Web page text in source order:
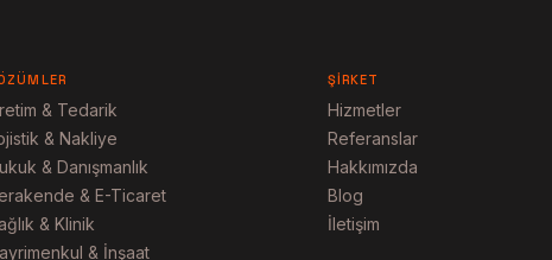
& Tedarik
& Nakliye
& Danışmanlık
& E-Ticaret
& Klinik
& İnşaat
ŞIRKET
Hizmetler
Referanslar
Hakkımızda
Blog
İletişim